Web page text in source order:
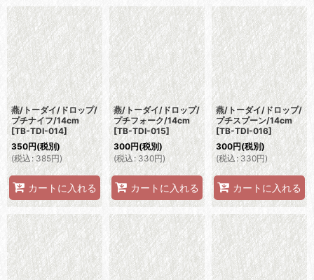
燕/トーダイ/ドロップ/
プチナイフ/14cm
[TB-TDI-014]
350円(税別)
(税込 : 385円)
カートに入れる
燕/トーダイ/ドロップ/
プチフォーク/14cm
[TB-TDI-015]
300円(税別)
(税込: 330円)
カートに入れる
燕/トーダイ/ドロップ/
プチスプーン/14cm
[TB-TDI-016]
300円(税別)
(税込 : 330円)
カートに入れる